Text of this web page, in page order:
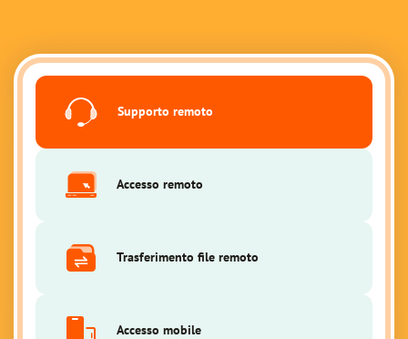
Supporto remoto
Accesso remoto
Trasferimento file remoto
Accesso mobile